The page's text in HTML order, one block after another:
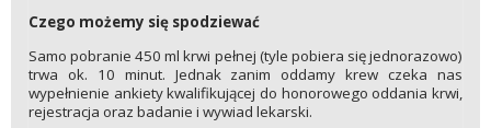
Czego możemy się spodziewać
Samo pobranie 450 ml krwi pełnej (tyle pobiera się jednorazowo)
trwa ok. 10 minut. Jednak zanim oddamy krew czeka nas
wypełnienie ankiety kwalifikującej do honorowego oddania krwi,
rejestracja oraz badanie i wywiad lekarski.